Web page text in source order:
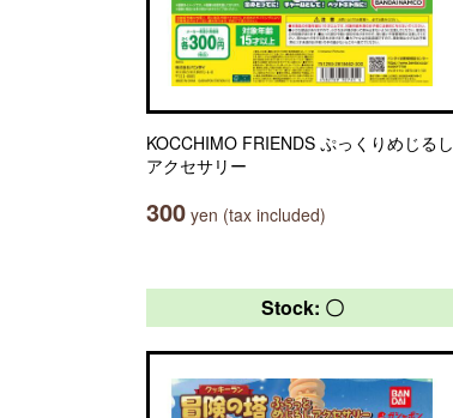
KOCCHIMO FRIENDS ぷっくりめじるし
アクセサリー
300 yen (tax included)
Stock: 〇